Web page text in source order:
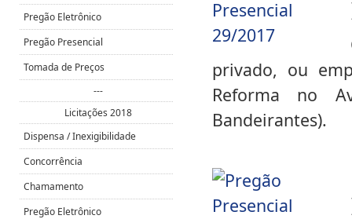
privado, ou
Reforma no
Bandeirantes).
Pregão Eletrônico
Pregão Presencial
Tomada de Preços
---
Licitações 2018
Dispensa / Inexigibilidade
Concorrência
Chamamento
Pregão Eletrônico